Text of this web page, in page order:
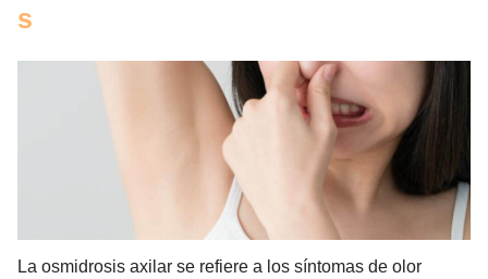
s
La osmidrosis axilar se refiere a los síntomas de olor